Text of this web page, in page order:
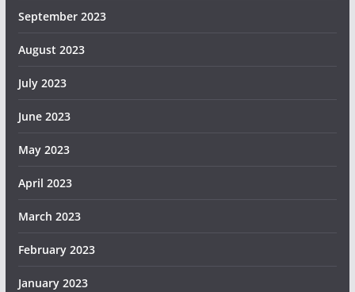
September 2023
August 2023
July 2023
June 2023
May 2023
April 2023
March 2023
February 2023
January 2023